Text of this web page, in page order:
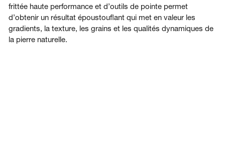
frittée haute performance et d’outils de pointe permet
d’obtenir un résultat époustouflant qui met en valeur les
gradients, la texture, les grains et les qualités dynamiques de
la pierre naturelle.